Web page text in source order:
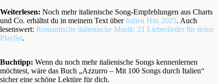
Weiterlesen: Noch mehr italienische Song-Empfehlungen aus Charts
und Co. erhältst du in meinem Text über Italien Hits 2025. Auch
lesenswert: Romantische italienische Musik: 21 Liebeslieder für deine
Playlist.
Buchtipp: Wenn du noch mehr italienische Songs kennenlernen
möchtest, wäre das Buch „Azzurro – Mit 100 Songs durch Italien“
sicher eine schöne Lektüre für dich.